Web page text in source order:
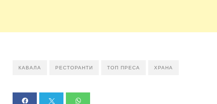
КАВАЛА РЕСТОРАНТИ ТОП ПРЕСА ХРАНА